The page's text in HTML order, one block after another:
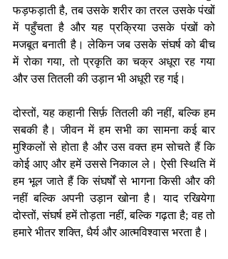
फड़फड़ाती है, तब उसके शरीर का तरल उसके पंखों
में पहुँचता है और यह प्रक्रिया उसके पंखों को
मजबूत बनाती है। लेकिन जब उसके संघर्ष को बीच
में रोका गया, तो प्रकृति का चक्र अधूरा रह गया
और उस तितली की उड़ान भी अधूरी रह गई।
दोस्तों, यह कहानी सिर्फ़ तितली की नहीं, बल्कि हम
सबकी है। जीवन में हम सभी का सामना कई बार
मुश्किलों से होता है और उस वक्त हम सोचते हैं कि
कोई आए और हमें उससे निकाल ले। ऐसी स्थिति में
हम भूल जाते हैं कि संघर्षों से भागना किसी और की
नहीं बल्कि अपनी उड़ान खोना है। याद रखियेगा
दोस्तों, संघर्ष हमें तोड़ता नहीं, बल्कि गढ़ता है; वह तो
हमारे भीतर शक्ति, धैर्य और आत्मविश्वास भरता है।